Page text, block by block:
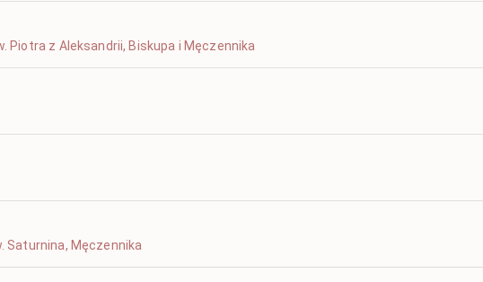
Piotra z Aleksandrii, Biskupa i Męczennika
Saturnina, Męczennika